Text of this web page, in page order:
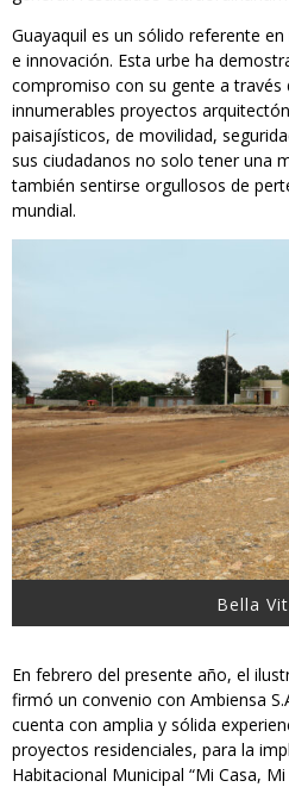
Guayaquil es un sólido referente
e innovación. Esta urbe ha
compromiso con su gente a través
innumerables proyectos
paisajísticos, de movilidad,
sus ciudadanos no solo tener una
también sentirse orgullosos de
mundial.
Bella
En febrero del presente año, el
firmó un convenio con Ambiensa
cuenta con amplia y sólida
proyectos residenciales, para la
Habitacional Municipal “Mi Casa, Mi